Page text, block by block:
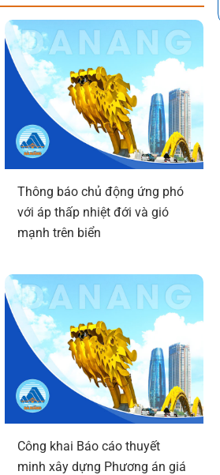
Thông báo chủ động ứng phó
với áp thấp nhiệt đới và gió
mạnh trên biển
Công khai Báo cáo thuyết
minh xây dựng Phương án giá